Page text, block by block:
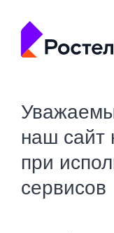
наш сайт
при
сервисов